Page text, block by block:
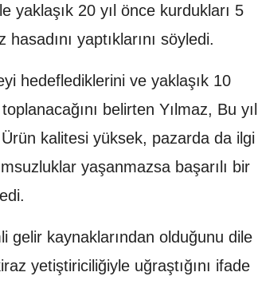
yaklaşık 20 yıl önce kurdukları 5
yaptıklarını söyledi.
hedeflediklerini ve yaklaşık 10
belirten Yılmaz, Bu yıl
kalitesi yüksek, pazarda da ilgi
yaşanmazsa başarılı bir
gelir kaynaklarından olduğunu dile
yetiştiriciliğiyle uğraştığını ifade